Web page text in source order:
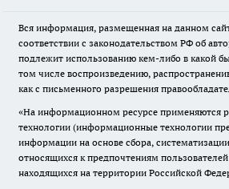
Вся информация, размещенная на данном
соответствии с законодательством РФ об
подлежит использованию кем-либо в какой
том числе воспроизведению,
как с письменного разрешения
«На информационном ресурсе применяются
технологии (информационные технологии
информации на основе сбора,
относящихся к предпочтениям
находящихся на территории Российской